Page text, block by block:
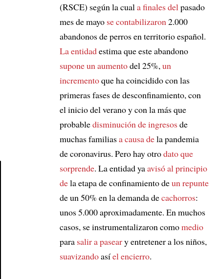
(RSCE) según la cual a finales del pasado
mes de mayo se contabilizaron 2.000
abandonos de perros en territorio español.
La entidadestima que este abandono
suponeun aumentodel 25%, un
incrementoque ha coincidido con las
primeras fases de desconfinamiento, con
el inicio del verano y con la más que
probabledisminución de ingresosde
muchas familiasa causa dela pandemia
de coronavirus. Pero hay otrodato que
sorprende. La entidad yaavisóal principio
dela etapa de confinamiento deun repunte
de un 50% en la demanda decachorros:
unos 5.000 aproximadamente. En muchos
casos, se instrumentalizaron comomedio
para salir a paseary entretener a los niños,
suavizandoasíel encierro.